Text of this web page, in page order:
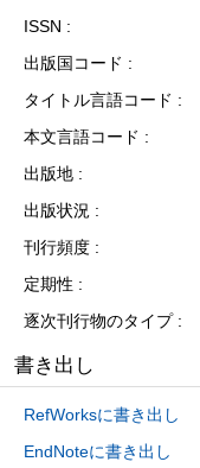
ISSN
出版国コード
タイトル言語コード
本文言語コード
出版地
出版状況
刊行頻度
定期性
逐次刊行物のタイプ
書き出し
RefWorksに書き出し
EndNoteに書き出し